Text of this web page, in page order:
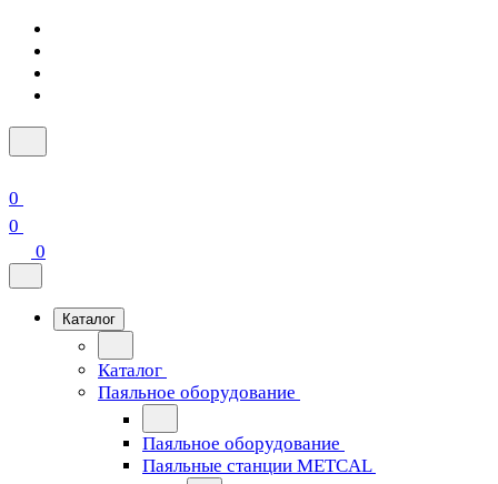
0
0
0
Каталог
Каталог
Паяльное оборудование
Паяльное оборудование
Паяльные станции METCAL